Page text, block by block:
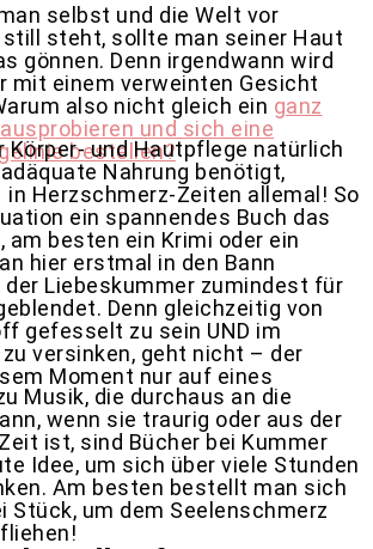
selbst und die Welt vor
steht, sollte man seiner Haut
gönnen. Denn irgendwann wird
mit einem verweinten Gesicht
also nicht gleich ein ganz
und sich eine
bestellen?
Körper- und Hautpflege natürlich
Nahrung benötigt,
Herzschmerz-Zeiten allemal! So
ein spannendes Buch das
am besten ein Krimi oder ein
hier erstmal in den Bann
der Liebeskummer zumindest für
Denn gleichzeitig von
gefesselt zu sein UND im
versinken, geht nicht – der
Moment nur auf eines
Musik, die durchaus an die
wenn sie traurig oder aus der
ist, sind Bücher bei Kummer
Idee, um sich über viele Stunden
Am besten bestellt man sich
Stück, um dem Seelenschmerz